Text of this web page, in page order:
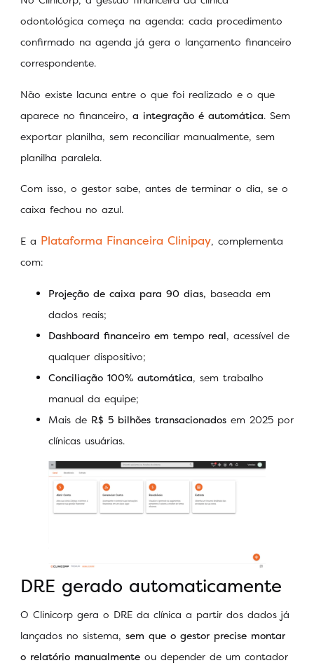
odontológica começa na agenda: cada procedimento
confirmado na agenda já gera o lançamento financeiro
correspondente.
Não existe lacuna entre o que foi realizado e o que
aparece no financeiro, a integração é automática. Sem
exportar planilha, sem reconciliar manualmente, sem
planilha paralela.
Com isso, o gestor sabe, antes de terminar o dia, se o
caixa fechou no azul.
E a Plataforma Financeira Clinipay, complementa
com:
Projeção de caixa para 90 dias, baseada em
dados reais;
Dashboard financeiro em tempo real, acessível de
qualquer dispositivo;
Conciliação 100% automática, sem trabalho
manual da equipe;
Mais de R$ 5 bilhões transacionados em 2025 por
clínicas usuárias.
DRE gerado automaticamente
O Clinicorp gera o DRE da clínica a partir dos dados já
lançados no sistema, sem que o gestor precise montar
o relatório manualmente ou depender de um contador